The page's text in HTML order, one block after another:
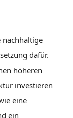
nachhaltige
dafür.
höheren
investieren
eine
ein